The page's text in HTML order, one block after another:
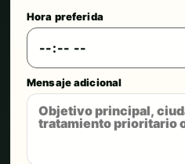
Hora preferida
Mensaje adicional